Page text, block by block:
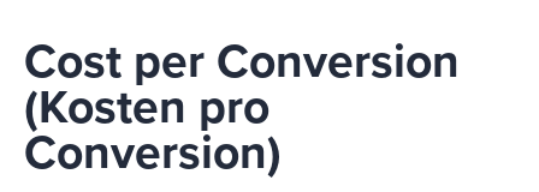
Cost per Conversion
(Kosten pro
Conversion)